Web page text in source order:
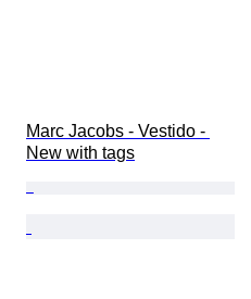
Marc Jacobs - Vestido -
New with tags